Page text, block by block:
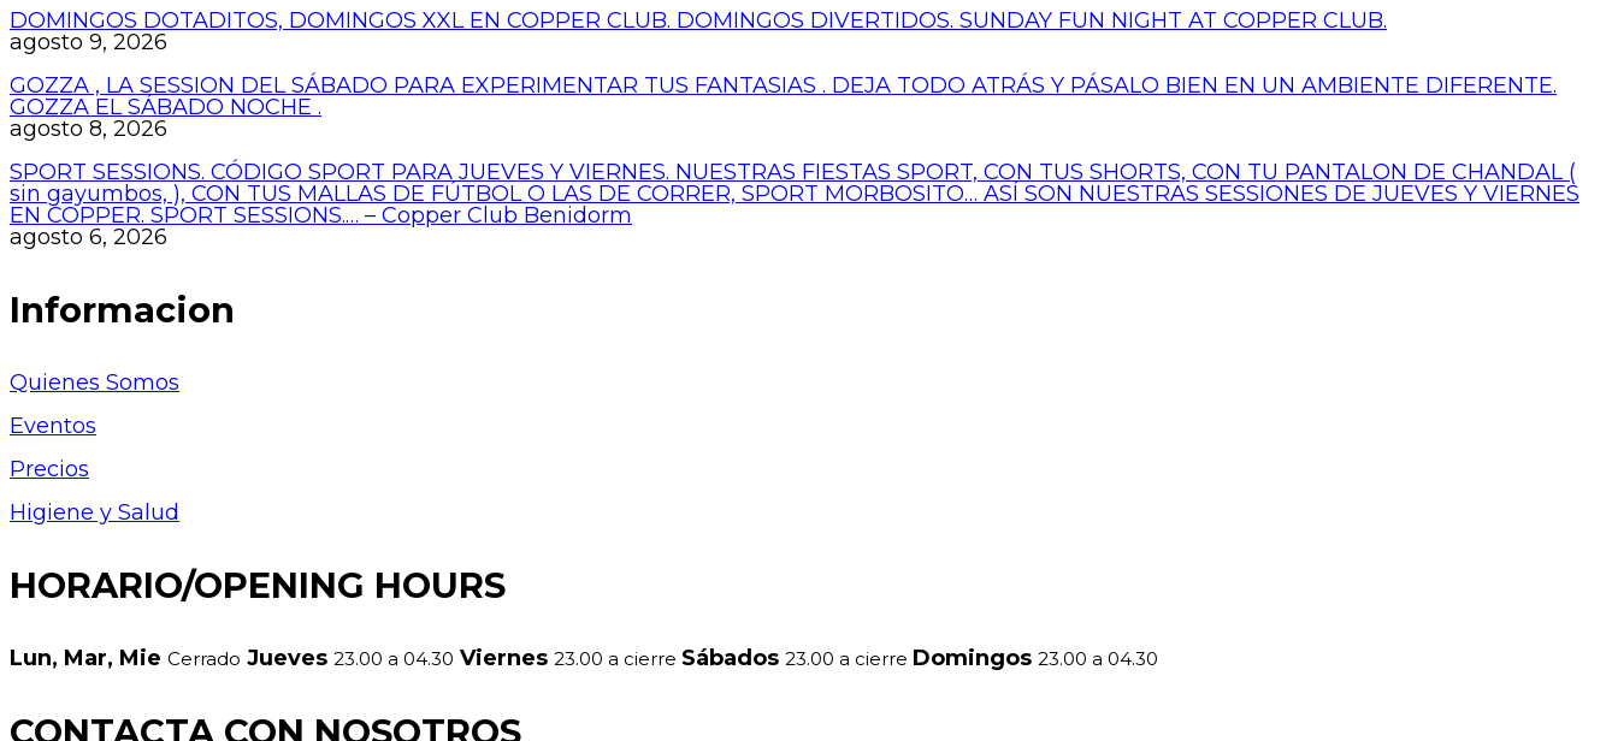
DOMINGOS DOTADITOS, DOMINGOS XXL EN COPPER CLUB. DOMINGOS DIVERTIDOS. SUNDAY FUN NIGHT AT COPPER CLUB.
agosto 9, 2026
GOZZA , LA SESSION DEL SÁBADO PARA EXPERIMENTAR TUS FANTASIAS . DEJA TODO ATRÁS Y PÁSALO BIEN EN UN AMBIENTE DIFERENTE.
GOZZA EL SÁBADO NOCHE .
agosto 8, 2026
SPORT SESSIONS. CÓDIGO SPORT PARA JUEVES Y VIERNES. NUESTRAS FIESTAS SPORT, CON TUS SHORTS, CON TU PANTALON DE CHANDAL (
sin gayumbos, ), CON TUS MALLAS DE FÚTBOL O LAS DE CORRER, SPORT MORBOSITO… ASÍ SON NUESTRAS SESSIONES DE JUEVES Y VIERNES
EN COPPER. SPORT SESSIONS.… – Copper Club Benidorm
agosto 6, 2026
Informacion
Quienes Somos
Eventos
Precios
Higiene y Salud
HORARIO/OPENING HOURS
Lun, Mar, Mie Cerrado Jueves 23.00 a 04.30 Viernes 23.00 a cierre Sábados 23.00 a cierre Domingos 23.00 a 04.30
CONTACTA CON NOSOTROS